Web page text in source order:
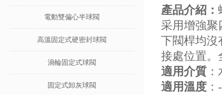
電動雙偏心半球閥
高溫固定式硬密封球閥
渦輪固定式球閥
固定式卸灰球閥
產品介紹：
采用增強聚
下閥桿均沒
接處位置。
適用介質
適用溫度